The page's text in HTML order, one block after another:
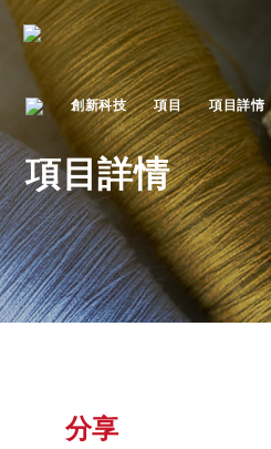
創新科技 項目 項目詳情
項目詳情
分享